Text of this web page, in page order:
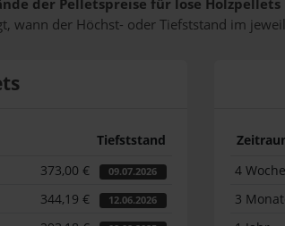
wann der Höchst- oder Tiefststand im
Tiefststand
373,00 € 09.07.2026
344,19 € 12.06.2026
4
3